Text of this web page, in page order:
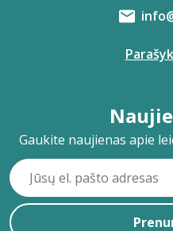
Gaukite naujienas apie